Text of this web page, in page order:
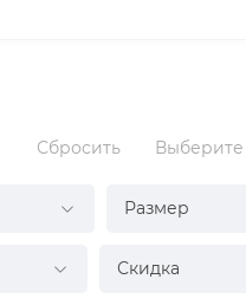
Сбросить
Размер
Скидка